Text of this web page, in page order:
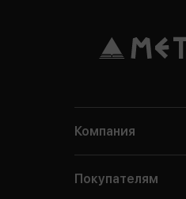
Компания
Покупателям